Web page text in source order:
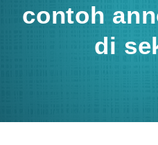
contoh
di